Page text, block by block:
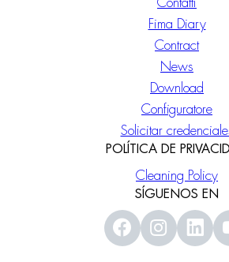
Contatti
Fima Diary
Contract
News
Download
Configuratore
Solicitar
POLÍTICA DE
Cleaning Policy
SÍGUENOS EN